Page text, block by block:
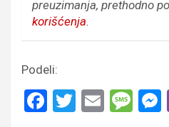
preuzimanja, prethodno
korišćenja.
Podeli:
F
T
E
M